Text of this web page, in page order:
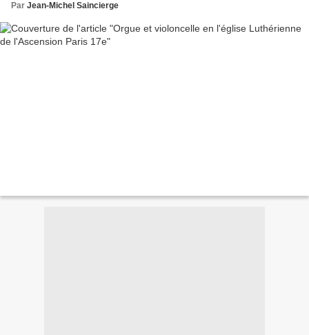
Par Jean-Michel Saincierge